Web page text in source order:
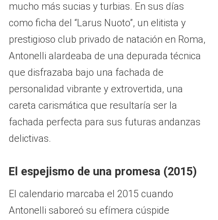
mucho más sucias y turbias. En sus días
como ficha del “Larus Nuoto”, un elitista y
prestigioso club privado de natación en Roma,
Antonelli alardeaba de una depurada técnica
que disfrazaba bajo una fachada de
personalidad vibrante y extrovertida, una
careta carismática que resultaría ser la
fachada perfecta para sus futuras andanzas
delictivas.
El espejismo de una promesa (2015)
El calendario marcaba el 2015 cuando
Antonelli saboreó su efímera cúspide